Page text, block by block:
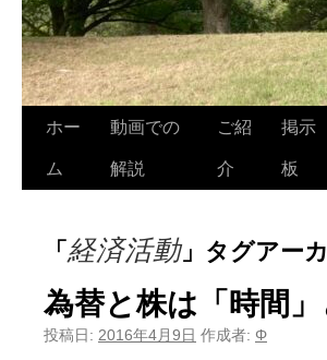
ホー
ム
動画での
解説
ご紹
介
掲示
板
「経済活動」タグアー
為替と株は「時間」
投稿日: 2016年4月9日 作成者: Φ